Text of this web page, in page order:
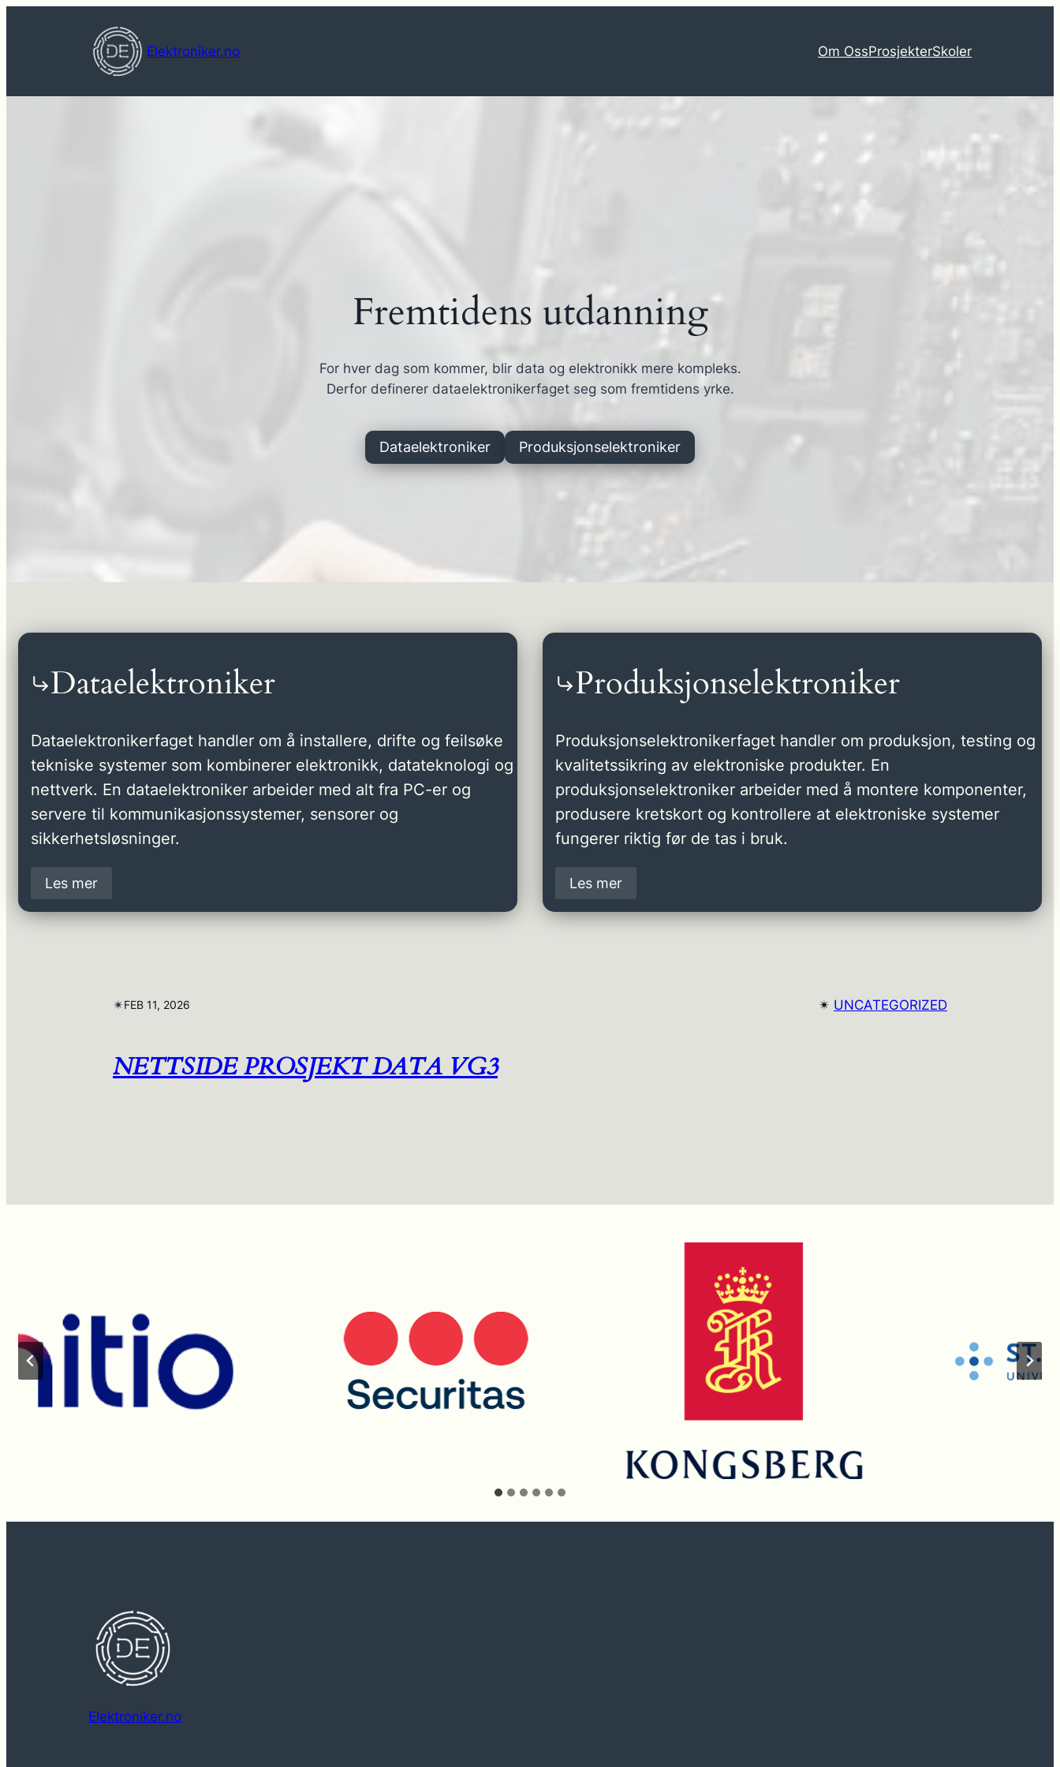
Elektroniker.no Om OssProsjekterSkoler
Fremtidens utdanning
For hver dag som kommer, blir data og elektronikk mere kompleks.
Derfor definerer dataelektronikerfaget seg som fremtidens yrke.
Dataelektroniker Produksjonselektroniker
Dataelektroniker
Dataelektronikerfaget handler om å installere, drifte og feilsøke
tekniske systemer som kombinerer elektronikk, datateknologi og
nettverk. En dataelektroniker arbeider med alt fra PC-er og
servere til kommunikasjonssystemer, sensorer og
sikkerhetsløsninger.
Les mer
Produksjonselektroniker
Produksjonselektronikerfaget handler om produksjon, testing og
kvalitetssikring av elektroniske produkter. En
produksjonselektroniker arbeider med å montere komponenter,
produsere kretskort og kontrollere at elektroniske systemer
fungerer riktig før de tas i bruk.
Les mer
✴︎FEB 11, 2026 ✴︎ UNCATEGORIZED
NETTSIDE PROSJEKT DATA VG3
Elektroniker.no